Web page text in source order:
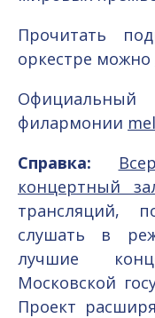
Прочитать
оркестре можно
филармонии
Справка:
концертный
трансляций,
слушать в
лучшие
Московской
Проект